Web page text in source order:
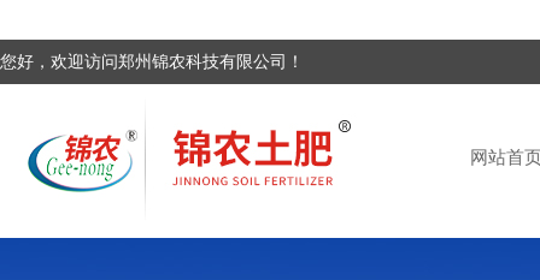
您好，欢迎访问郑州锦农科技有限公司！
网站首